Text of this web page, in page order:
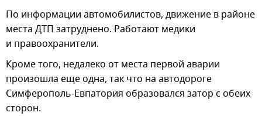
По информации автомобилистов, движение в районе
места ДТП затруднено. Работают медики
и правоохранители.
Кроме того, недалеко от места первой аварии
произошла еще одна, так что на автодороге
Симферополь-Евпатория образовался затор с обеих
сторон.